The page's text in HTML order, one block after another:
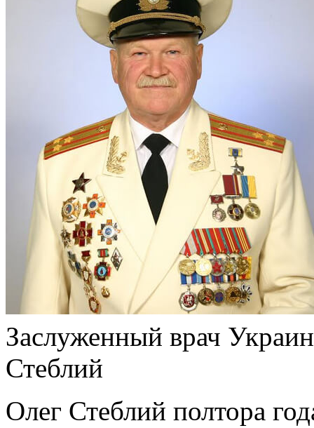
Заслуженный врач
Стеблий
Олег Стеблий полтора